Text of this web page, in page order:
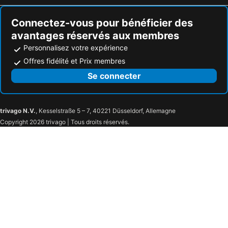
Connectez-vous pour bénéficier des
avantages réservés aux membres
Personnalisez votre expérience
Offres fidélité et Prix membres
Se connecter
trivago N.V., Kesselstraße 5 – 7, 40221 Düsseldorf, Allemagne
Copyright 2026 trivago | Tous droits réservés.